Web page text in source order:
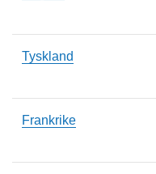
Tyskland
Frankrike